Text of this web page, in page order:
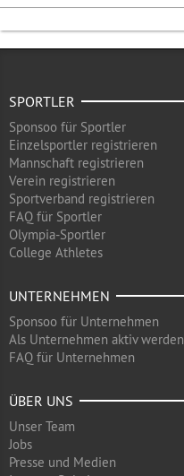
SPORTLER
Sponsoo für Sportler
Einzelsportler registrieren
Mannschaft registrieren
Verein registrieren
Sportverband registrieren
FAQ für Sportler
Olympia-Sportler
College Athletes
UNTERNEHMEN
Sponsoo für Unternehmen
Als Unternehmen aktiv werden
FAQ für Unternehmen
ÜBER UNS
Unser Team
Jobs
Presse und Medien